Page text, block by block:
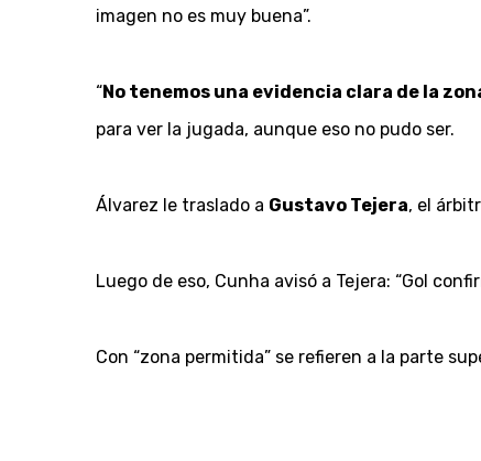
imagen no es muy buena”.
“No tenemos una evidencia clara de la
para ver la jugada, aunque eso no pudo ser.
Álvarez le traslado a Gustavo Tejera, el
Luego de eso, Cunha avisó a Tejera: “Gol
Con “zona permitida” se refieren a la parte